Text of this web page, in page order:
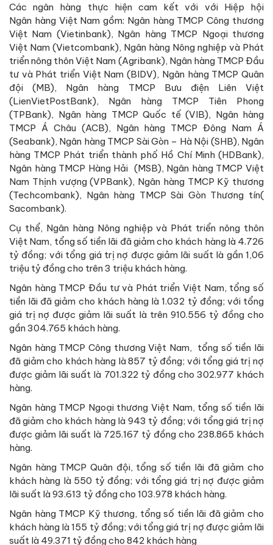
Các ngân hàng thực hiện cam kết với với Hiệp hội
Ngân hàng Việt Nam gồm: Ngân hàng TMCP Công thương
Việt Nam (Vietinbank), Ngân hàng TMCP Ngoại thương
Việt Nam (Vietcombank), Ngân hàng Nông nghiệp và Phát
triển nông thôn Việt Nam (Agribank), Ngân hàng TMCP Đầu
tư và Phát triển Việt Nam (BIDV), Ngân hàng TMCP Quân
đội (MB), Ngân hàng TMCP Bưu điện Liên Việt
(LienVietPostBank), Ngân hàng TMCP Tiên Phong
(TPBank), Ngân hàng TMCP Quốc tế (VIB), Ngân hàng
TMCP Á Châu (ACB), Ngân hàng TMCP Đông Nam Á
(Seabank), Ngân hàng TMCP Sài Gòn – Hà Nội (SHB), Ngân
hàng TMCP Phát triển thành phố Hồ Chí Minh (HDBank),
Ngân hàng TMCP Hàng Hải (MSB), Ngân hàng TMCP Việt
Nam Thịnh vượng (VPBank), Ngân hàng TMCP Kỹ thương
(Techcombank), Ngân hàng TMCP Sài Gòn Thương tín(
Sacombank).
Cụ thể, Ngân hàng Nông nghiệp và Phát triển nông thôn
Việt Nam, tổng số tiền lãi đã giảm cho khách hàng là 4.726
tỷ đồng; với tổng giá trị nợ được giảm lãi suất là gần 1,06
triệu tỷ đồng cho trên 3 triệu khách hàng.
Ngân hàng TMCP Đầu tư và Phát triển Việt Nam, tổng số
tiền lãi đã giảm cho khách hàng là 1.032 tỷ đồng; với tổng
giá trị nợ được giảm lãi suất là trên 910.556 tỷ đồng cho
gần 304.765 khách hàng.
Ngân hàng TMCP Công thương Việt Nam, tổng số tiền lãi
đã giảm cho khách hàng là 857 tỷ đồng; với tổng giá trị nợ
được giảm lãi suất là 701.322 tỷ đồng cho 302.977 khách
hàng.
Ngân hàng TMCP Ngoại thương Việt Nam, tổng số tiền lãi
đã giảm cho khách hàng là 943 tỷ đồng; với tổng giá trị nợ
được giảm lãi suất là 725.167 tỷ đồng cho 238.865 khách
hàng.
Ngân hàng TMCP Quân đội, tổng số tiền lãi đã giảm cho
khách hàng là 550 tỷ đồng; với tổng giá trị nợ được giảm
lãi suất là 93.613 tỷ đồng cho 103.978 khách hàng.
Ngân hàng TMCP Kỹ thương, tổng số tiền lãi đã giảm cho
khách hàng là 155 tỷ đồng; với tổng giá trị nợ được giảm lãi
suất là 49.371 tỷ đồng cho 842 khách hàng